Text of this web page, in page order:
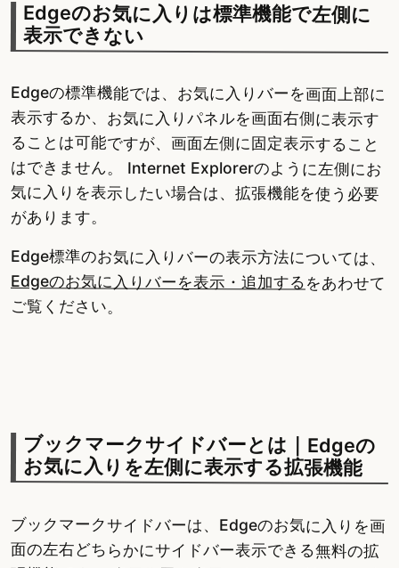
Edgeのお気に入りは標準機能で左側に
表示できない
Edgeの標準機能では、お気に入りバーを画面上部に
表示するか、お気に入りパネルを画面右側に表示す
ることは可能ですが、画面左側に固定表示すること
はできません。 Internet Explorerのように左側にお
気に入りを表示したい場合は、拡張機能を使う必要
があります。
Edge標準のお気に入りバーの表示方法については、
Edgeのお気に入りバーを表示・追加するをあわせて
ご覧ください。
ブックマークサイドバーとは｜Edgeの
お気に入りを左側に表示する拡張機能
ブックマークサイドバーは、Edgeのお気に入りを画
面の左右どちらかにサイドバー表示できる無料の拡